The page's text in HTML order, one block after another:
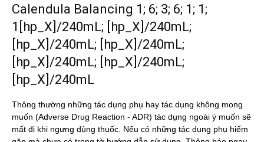
Calendula Balancing 1; 6; 3; 6; 1; 1;
1[hp_X]/240mL; [hp_X]/240mL;
[hp_X]/240mL; [hp_X]/240mL;
[hp_X]/240mL; [hp_X]/240mL;
[hp_X]/240mL
Thông thường những tác dụng phụ hay tác dụng không mong
muốn (Adverse Drug Reaction - ADR) tác dụng ngoài ý muốn sẽ
mất đi khi ngưng dùng thuốc. Nếu có những tác dụng phụ hiếm